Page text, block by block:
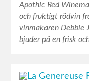
Apothic Red
och fruktigt rödvin
vinmakaren Debbie
bjuder på en frisk